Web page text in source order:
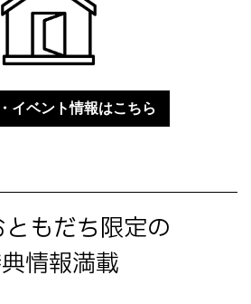
イベント情報はこちら
もだち限定の
情報満載